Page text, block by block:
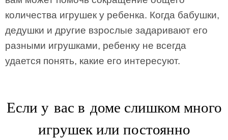
количества игрушек у ребенка. Когда бабушки,
дедушки и другие взрослые задаривают его
разными игрушками, ребенку не всегда
удается понять, какие его интересуют.
Если у вас в доме слишком много
игрушек или постоянно